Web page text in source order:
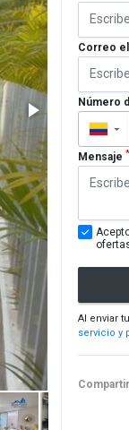
Correo
Número
▼
Mensaje *
Al enviar
servicio y